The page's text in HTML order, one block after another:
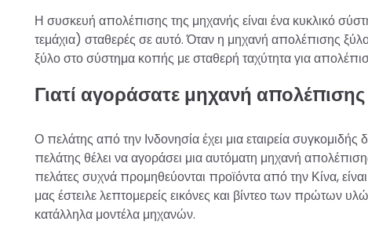
Η συσκευή απολέπισης της μηχανής είναι ένα κυκλικό
τεμάχια) σταθερές σε αυτό. Όταν η μηχανή απολέπισης
ξύλο στο σύστημα κοπής με σταθερή ταχύτητα για
Γιατί αγοράσατε μηχανή
Ο πελάτης από την Ινδονησία έχει μια εταιρεία
πελάτης θέλει να αγοράσει μια αυτόματη μηχανή
πελάτες συχνά προμηθεύονται προϊόντα από την Κίνα,
μας έστειλε λεπτομερείς εικόνες και βίντεο των πρώτων
κατάλληλα μοντέλα μηχανών.